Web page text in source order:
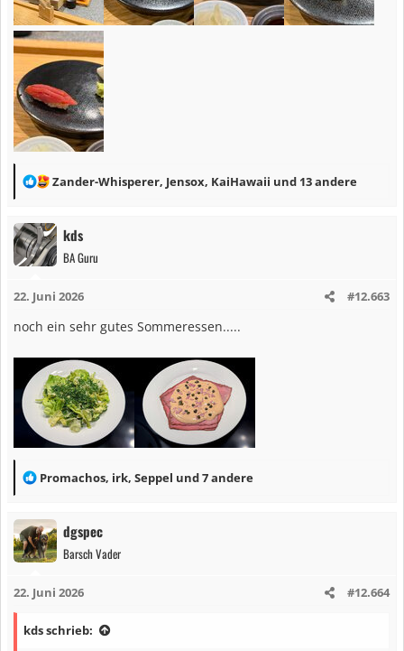
R
a
k
t
o
n
n
:
Zander-Whisperer, Jensox, KaiHawaii und 13 andere
kds
BA Guru
22. Juni 2026 #12.663
noch ein sehr gutes Sommeressen.....
R
a
k
t
o
e
Promachos, irk, Seppel und 7 andere
dgspec
Barsch Vader
22. Juni 2026 #12.664
kds schrieb: